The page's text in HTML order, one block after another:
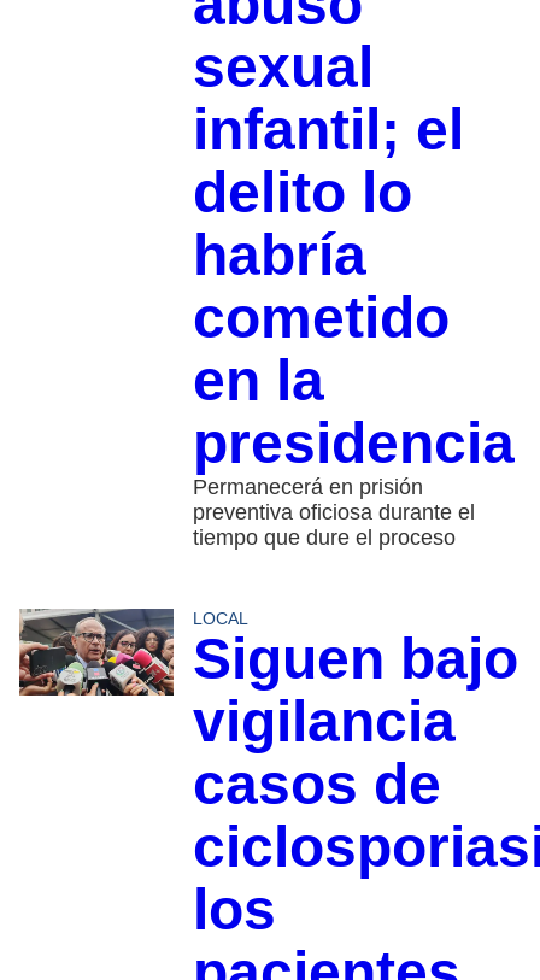
sexual
infantil; el
delito lo
habría
cometido
en la
presidencia
Permanecerá en prisión
preventiva oficiosa durante el
tiempo que dure el proceso
LOCAL
Siguen bajo
vigilancia
casos de
los